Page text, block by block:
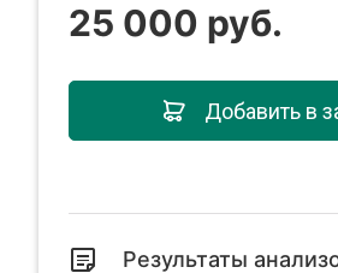
25 000 руб.
Добавить в
Результаты